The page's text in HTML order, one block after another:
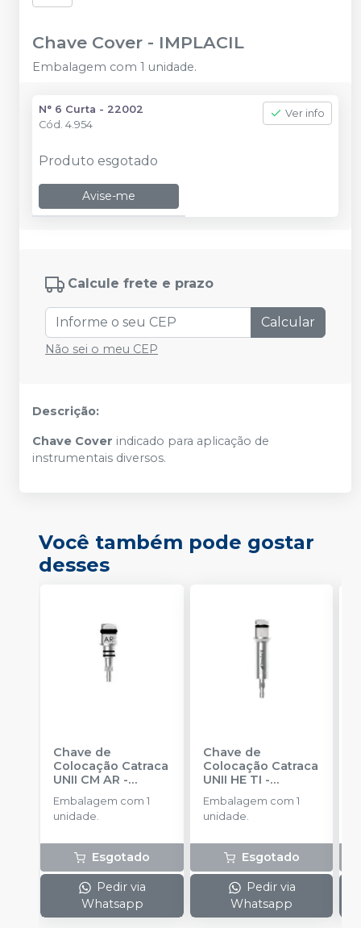
Chave Cover - IMPLACIL
Embalagem com 1 unidade.
N° 6 Curta - 22002
Cód. 4.954
Ver info
Produto esgotado
Avise-me
Calcule frete e prazo
Calcular
Não sei o meu CEP
Descrição:
Chave Cover indicado para aplicação de
instrumentais diversos.
Você também pode gostar
desses
Chave de
Colocação Catraca
UNII CM AR -
IMPLACIL
Embalagem com 1
unidade.
Esgotado
Pedir via
Whatsapp
Chave de
Colocação Catraca
UNII HE TI -
IMPLACIL
Embalagem com 1
unidade.
Esgotado
Pedir via
Whatsapp